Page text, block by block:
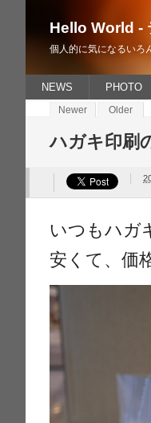
Hello World -
個人的に気になるいろ
NEWS PHOTO
Newer Older
ハガキ印刷
いつもハガ
安くて、価